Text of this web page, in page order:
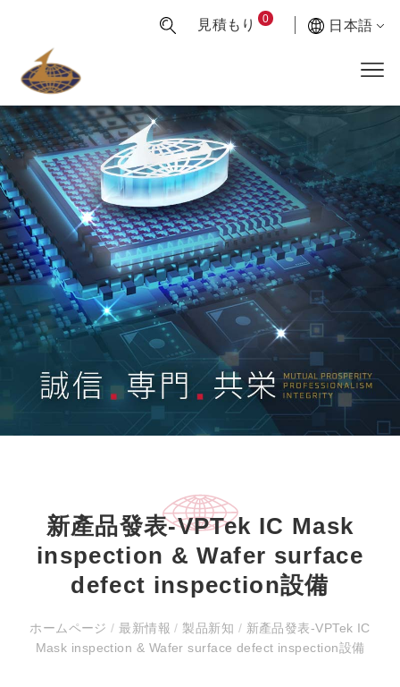
見積もり 0 日本語
新產品發表-VPTek IC Mask
inspection & Wafer surface
defect inspection設備
ホームページ/ 最新情報/ 製品新知 / 新產品發表-VPTek IC
Mask inspection & Wafer surface defect inspection設備